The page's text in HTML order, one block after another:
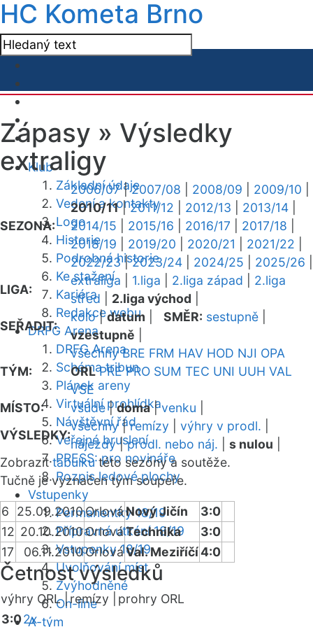
HC Kometa Brno
Klub
Základní údaje
Vedení a kontakty
Logo
Historie
Podrobná historie
Ke stažení
Kariéra
Redakce webu
DRFG Arena
DRFG Arena
Schéma tribun
Plánek areny
Virtuální prohlídka
Návštěvní řád
Veřejné bruslení
PRESS: pro novináře
Rozpis ledové plochy
Vstupenky
Permanentky 18/19
Přípravná utkání 18/19
Vstupenky 18/19
Uvolňování míst
Zvýhodněné
On-line
A-tým
Zápasy » Výsledky
extraligy
SEZONA:
2006/07|2007/08 2008/09 2009/10
2010/11|2011/12 2012/13 2013/14
2014/15
2015/16 2016/17 2017/18
2018/19
2019/20 2020/21 2021/22
2022/23|2023/24 2024/25 2025/26
LIGA:
extraliga 1.liga 2.liga západ
2.liga
střed
2.liga východ
SEŘADIT:
kolo|datum SMĚR: sestupně
vzestupně
TÝM:
všechny BRE FRM HAV HOD NJI OPA
ORL PRE PRO SUM TEC UNI UUH VAL
VSE
MÍSTO:
všude|doma|venku
VÝSLEDKY:
všechny|remízy výhry v prodl.
nájezdy|prodl. nebo náj. s nulou
Zobrazittabulkutéto sezóny a soutěže.
Tučně je vyznačen tým soupeře.
6 25.09.2010OrlováNový Jičín
3:0
12 20.10.2010OrlováTechnika
3:0
17
06.11.2010OrlováVal. Meziříčí4:0
Četnost výsledků
výhry ORL |remízy |
prohry ORL
3:02x